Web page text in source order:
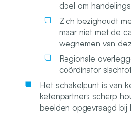
doel om
Zich bezighoudt
maar niet met de
wegnemen van
Regionale
coördinator
Het schakelpunt is van
ketenpartners scherp
beelden opgevraagd bij